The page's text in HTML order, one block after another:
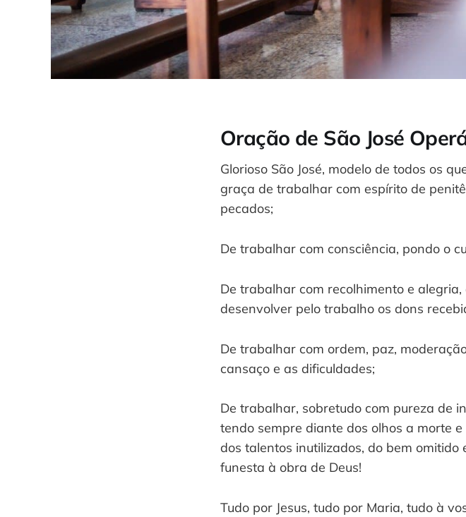
Oração de São José
Glorioso São José, modelo de todos os
graça de trabalhar com espírito de
pecados;
De trabalhar com consciência, pondo o
De trabalhar com recolhimento e
desenvolver pelo trabalho os dons
De trabalhar com ordem, paz,
cansaço e as dificuldades;
De trabalhar, sobretudo com pureza de
tendo sempre diante dos olhos a morte
dos talentos inutilizados, do bem
funesta à obra de Deus!
Tudo por Jesus, tudo por Maria, tudo à